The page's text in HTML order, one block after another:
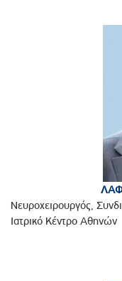
Νευροχειρουργός,
Ιατρικό Κέντρο Αθηνών